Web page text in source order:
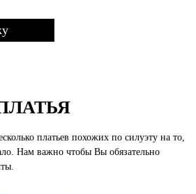
платьев похожих по силуэту на то,
Нам важно чтобы Вы обязательно